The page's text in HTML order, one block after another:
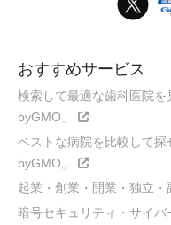
おすすめサービス
検索して最適な歯科医院
byGMO」
ベストな病院を比較して
byGMO」
起業・創業・開業・独立・
暗号セキュリティ・サイ